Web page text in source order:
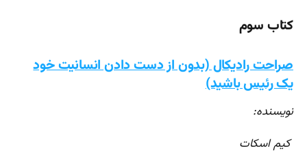
کتاب سوم
صراحت رادیکال (بدون از دست دادن انسانیت خود
یک رئیس باشید)
نویسنده:
کیم اسکات